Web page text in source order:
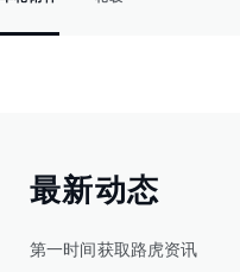
最新动态
第一时间获取路虎资讯